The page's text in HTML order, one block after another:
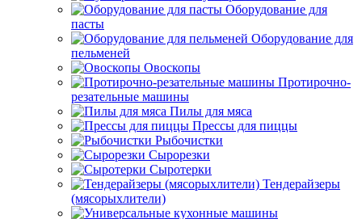
Оборудование для
пасты
Оборудование для
пельменей
Овоскопы
Протирочно-
резательные машины
Пилы для мяса
Прессы для пиццы
Рыбочистки
Сырорезки
Сыротерки
Тендерайзеры
(мясорыхлители)